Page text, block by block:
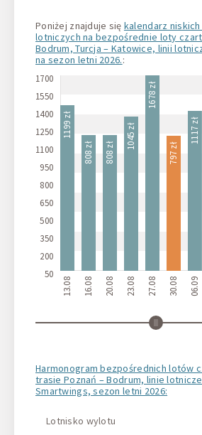
Poniżej znajduje się kalendarz
lotniczych na bezpośrednie loty
Bodrum, Turcja – Katowice, linii
na sezon letni 2026.:
1700
1550
1400
1250
1100
950
800
650
500
350
200
50
1199 zł
13.08
808 zł
16.08
808 zł
20.08
1045 zł
23.08
1678 zł
27.08
797 zł
30.08
1117 zł
06.09
Harmonogram bezpośrednich lotów
trasie Poznań – Bodrum, linie
Smartwings, sezon letni 2026:
Lotnisko wylotu